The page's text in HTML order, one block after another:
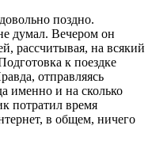
поздно.
думал. Вечером он
рассчитывая, на всякий
к поездке
отправляясь
именно и на сколько
потратил время
в общем, ничего